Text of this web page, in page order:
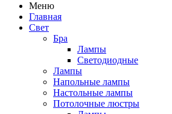
Меню
Главная
Свет
Бра
Лампы
Светодиодные
Лампы
Напольные лампы
Настольные лампы
Потолочные люстры